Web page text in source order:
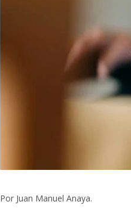
Por Juan Manuel Anaya.